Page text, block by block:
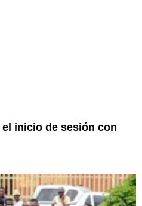
inicio de sesión con